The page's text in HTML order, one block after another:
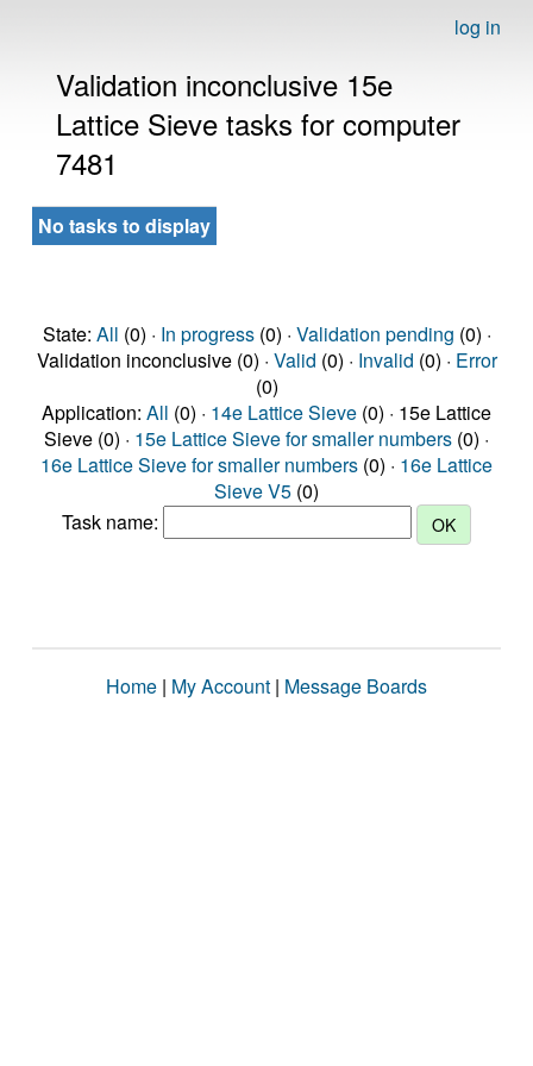
log in
Validation inconclusive 15e
Lattice Sieve tasks for computer
7481
No tasks to display
State: All (0) · In progress(0) · Validation pending (0) ·
Validation inconclusive (0) · Valid (0) · Invalid (0) · Error
(0)
Application: All (0) · 14e Lattice Sieve (0) · 15e Lattice
Sieve (0) · 15e Lattice Sieve for smaller numbers (0) ·
16e Lattice Sieve for smaller numbers (0) · 16e Lattice
Sieve V5 (0)
Task name:
Home | My Account | Message Boards